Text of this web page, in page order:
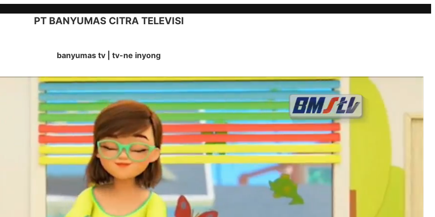
PT BANYUMAS CITRA TELEVISI
banyumas tv | tv-ne inyong